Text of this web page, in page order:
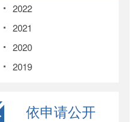
2022
2021
2020
2019
依申请公开